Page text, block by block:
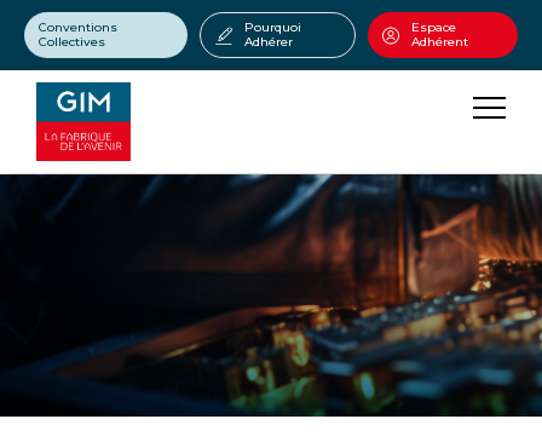
Conventions
Collectives
Pourquoi
Adhérer
Espace
Adhérent